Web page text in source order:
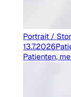
Portrait /
13.7.2026
Patienten,